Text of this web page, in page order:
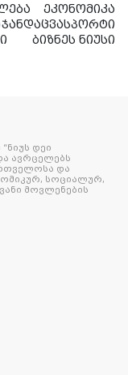
ეკონომიკა
ჯანდაცვასპორტი
ბიზნეს ნიუსი
დეი
ავრცელებს
და
სოციალურ,
მოვლენების